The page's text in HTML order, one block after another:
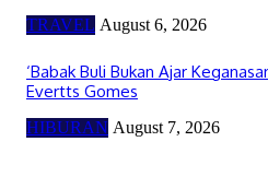
TRAVEL August 6, 2026
‘Babak Buli Bukan Ajar
Evertts Gomes
HIBURAN August 7, 2026